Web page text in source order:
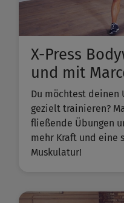
X-Press
und mit
Du möchtest deinen
gezielt trainieren?
fließende Übungen
mehr Kraft und eine
Muskulatur!